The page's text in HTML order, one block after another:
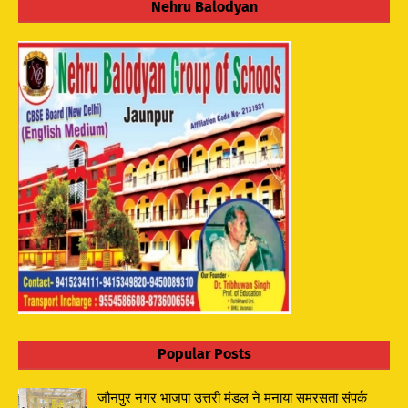
Nehru Balodyan
Popular Posts
जौनपुर नगर भाजपा उत्तरी मंडल ने मनाया समरसता संपर्क